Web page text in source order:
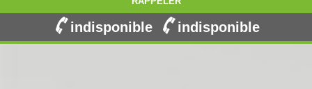
indisponible indisponible